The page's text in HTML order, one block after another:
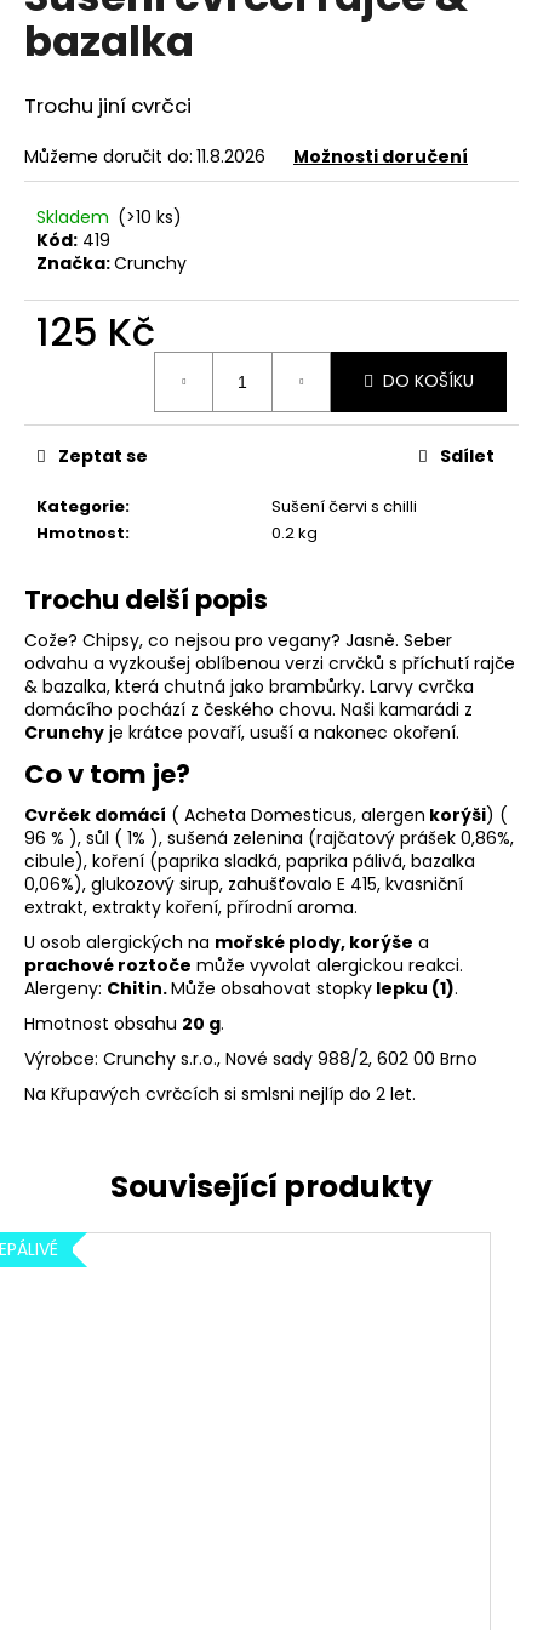
0,0
hvězdiček.
bazalka
Trochu jiní cvrčci
Můžeme doručit do: 11.8.2026 Možnosti doručení
Skladem (>10 ks)
Kód: 419
Značka:Crunchy
125 Kč
DO KOŠÍKU
Kategorie:
Sušení červi s chilli
Hmotnost: 0.2 kg
Zeptat se Sdílet
Trochu delší popis
Cože? Chipsy, co nejsou pro vegany? Jasně. Seber
odvahu a vyzkoušej oblíbenou verzi crvčků s příchutí rajče
& bazalka, která chutná jako brambůrky. Larvy cvrčka
domácího pochází z českého chovu. Naši kamarádi z
Crunchy je krátce povaří, usuší a nakonec okoření.
Co v tom je?
Cvrček domácí ( Acheta Domesticus, alergen korýši) (
96 % ), sůl ( 1% ), sušená zelenina (rajčatový prášek 0,86%,
cibule), koření (paprika sladká, paprika pálivá, bazalka
0,06%), glukozový sirup, zahušťovalo E 415, kvasniční
extrakt, extrakty koření, přírodní aroma.
U osob alergických na mořské plody, korýše a
prachové roztoče může vyvolat alergickou reakci.
Alergeny: Chitin.Může obsahovat stopky lepku (1).
Hmotnost obsahu 20 g.
Výrobce: Crunchy s.r.o., Nové sady 988/2, 602 00 Brno
Na Křupavých cvrčcích si smlsni nejlíp do 2 let.
n
j
í
t
?
o
p
o
č
u
j
e
m
e
CIBULOVÁ
CHILLI
OMÁČKA
165
Kč